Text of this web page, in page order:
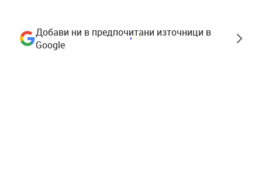
Добави ни в предпочитани източници в
Google